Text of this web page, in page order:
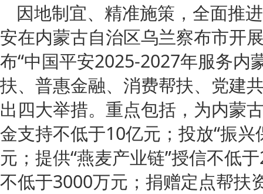
因地制宜、精准施策，全面推
安在内蒙古自治区乌兰察布市开
布“中国平安2025-2027年服务内
扶、普惠金融、消费帮扶、党建
出四大举措。重点包括，为内蒙
金支持不低于10亿元；投放“振
元；提供“燕麦产业链”授信不低
不低于3000万元；捐赠定点帮扶